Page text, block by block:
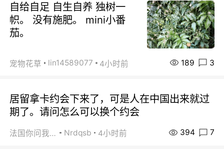
自给自足 自生自养 独树一
帜。 没有施肥。 mini小番
茄。
宠物花草 lin14589077 4小时前 189 3
居留拿卡约会下来了，可是人在中国出来就过
期了。请问怎么可以换个约会
法国你问我答 Nrdqsb 4小时前 394 7